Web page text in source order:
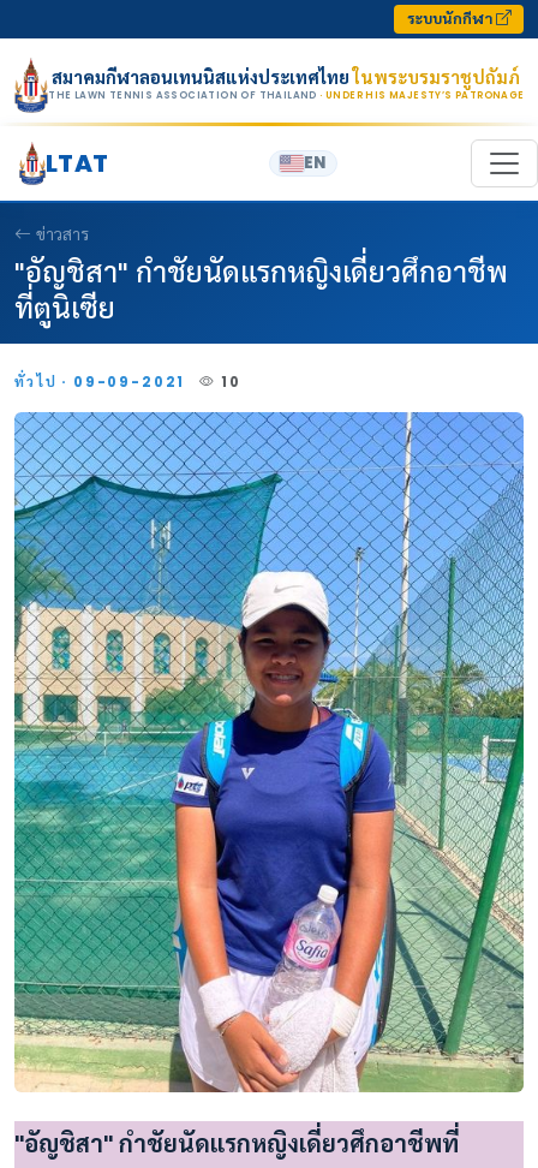
ระบบนักกีฬา
สมาคมกีฬาลอนเทนนิสแห่งประเทศไทยในพระบรมราชูปถัมภ์
THE LAWN TENNIS ASSOCIATION OF THAILAND · UNDER HIS MAJESTY’S PATRONAGE
LTAT EN
ข่าวสาร
"อัญชิสา" กำชัยนัดแรกหญิงเดี่ยวศึกอาชีพ
ที่ตูนิเซีย
ทั่วไป · 09-09-2021 10
"อัญชิสา" กำชัยนัดแรกหญิงเดี่ยวศึกอาชีพที่